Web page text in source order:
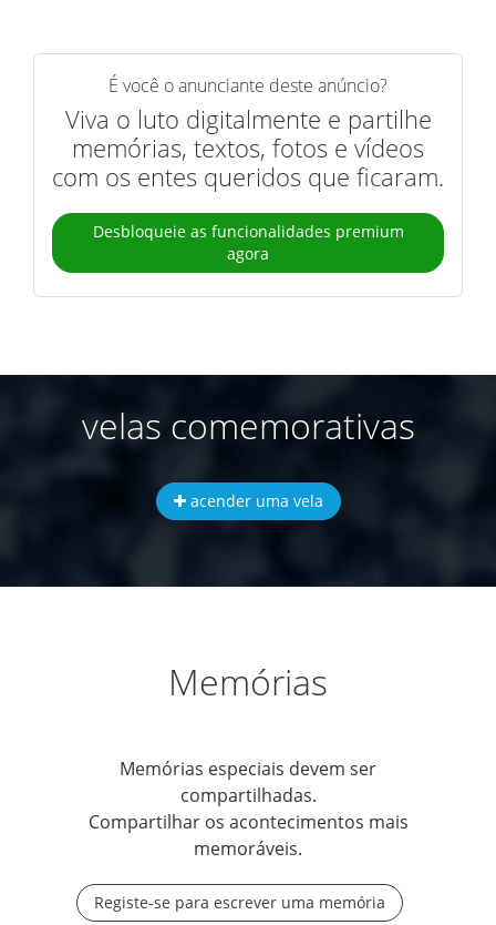
É você o anunciante deste anúncio?
Viva o luto digitalmente e partilhe
memórias, textos, fotos e vídeos
com os entes queridos que ficaram.
Desbloqueie as funcionalidades premium
agora
velas comemorativas
acender uma vela
Memórias
Memórias especiais devem ser
compartilhadas.
Compartilhar os acontecimentos mais
memoráveis.
Registe-se para escrever uma memória